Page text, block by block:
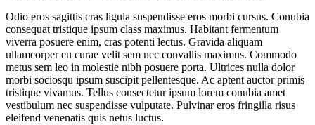
Odio eros sagittis cras ligula suspendisse eros morbi cursus. Conubia
consequat tristique ipsum class maximus. Habitant fermentum
viverra posuere enim, cras potenti lectus. Gravida aliquam
ullamcorper eu curae velit sem nec convallis maximus. Commodo
metus sem leo in molestie nibh posuere porta. Ultrices nulla dolor
morbi sociosqu ipsum suscipit pellentesque. Ac aptent auctor primis
tristique vivamus. Tellus consectetur ipsum lorem conubia amet
vestibulum nec suspendisse vulputate. Pulvinar eros fringilla risus
eleifend venenatis quis netus luctus.